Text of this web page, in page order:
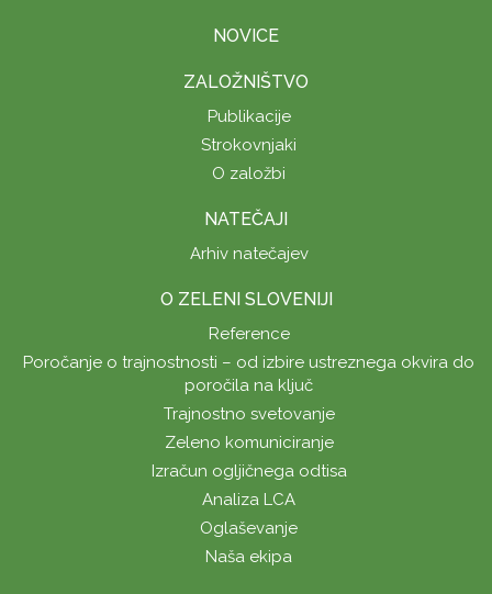
NOVICE
ZALOŽNIŠTVO
Publikacije
Strokovnjaki
O založbi
NATEČAJI
Arhiv natečajev
O ZELENI SLOVENIJI
Reference
Poročanje o trajnostnosti – od izbire ustreznega okvira do
poročila na ključ
Trajnostno svetovanje
Zeleno komuniciranje
Izračun ogljičnega odtisa
Analiza LCA
Oglaševanje
Naša ekipa